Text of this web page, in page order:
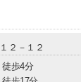
１２－１２
徒歩4分